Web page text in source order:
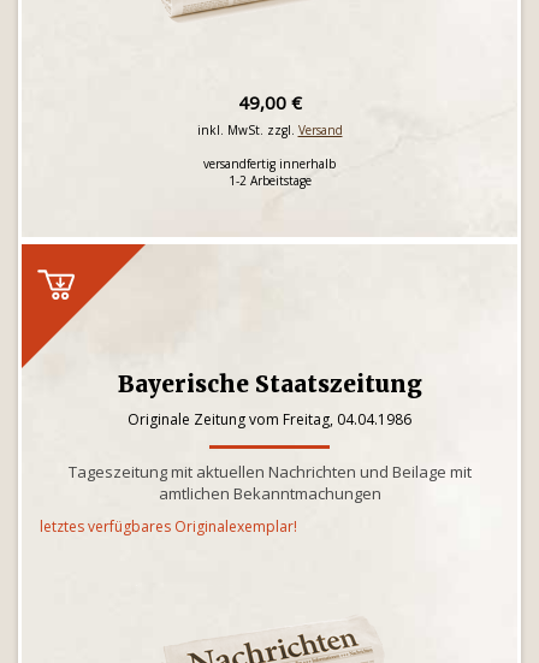
49,00 €
inkl. MwSt. zzgl. Versand
versandfertig innerhalb
1-2 Arbeitstage
Bayerische Staatszeitung
Originale Zeitung vom Freitag, 04.04.1986
Tageszeitung mit aktuellen Nachrichten und Beilage mit
amtlichen Bekanntmachungen
letztes verfügbares Originalexemplar!